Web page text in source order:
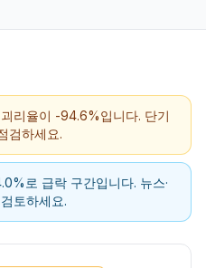
리율이 -94.6%입니다. 단기
검하세요.
로 급락 구간입니다. 뉴스·
토하세요.